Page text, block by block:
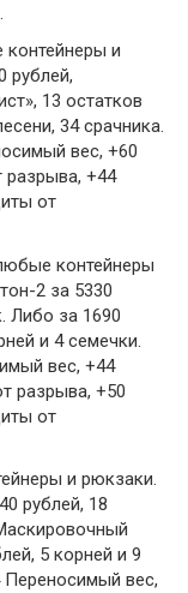
и
рублей,
13 остатков
34 срачника.
вес, +60
разрыва, +44
от
контейнеры
2 за 5330
Либо за 1690
и 4 семечки.
вес, +44
разрыва, +50
от
и рюкзаки.
рублей, 18
5 корней и 9
Переносимый вес,